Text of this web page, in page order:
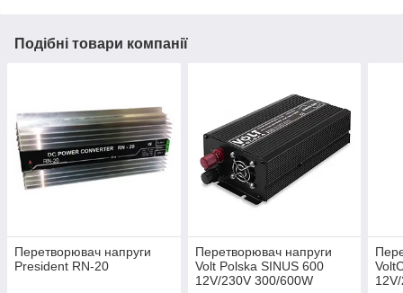
Подібні товари компанії
Перетворювач напруги
President RN-20
Перетворювач напруги
Volt Polska SINUS 600
12V/230V 300/600W